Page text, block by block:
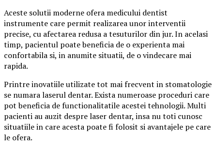
Aceste solutii moderne ofera medicului dentist
instrumente care permit realizarea unor interventii
precise, cu afectarea redusa a tesuturilor din jur. In acelasi
timp, pacientul poate beneficia de o experienta mai
confortabila si, in anumite situatii, de o vindecare mai
rapida.
Printre inovatiile utilizate tot mai frecvent in stomatologie
se numara laserul dentar. Exista numeroase proceduri care
pot beneficia de functionalitatile acestei tehnologii. Multi
pacienti au auzit despre laser dentar, insa nu toti cunosc
situatiile in care acesta poate fi folosit si avantajele pe care
le ofera.